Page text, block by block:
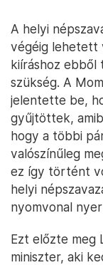
A helyi
végéig lehetett
kiíráshoz
szükség. A
jelentette be,
gyűjtöttek,
hogy a többi
valószínűleg
ez így történt
helyi
nyomvonal
Ezt előzte meg
miniszter, aki